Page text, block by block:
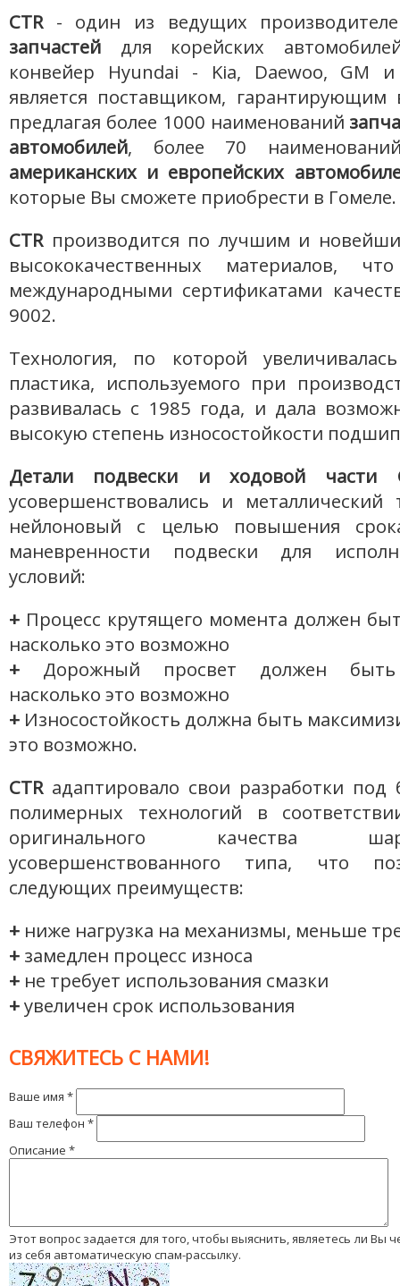
CTR- один из ведущих
запчастей для корейских
конвейер Hyundai - Kia, Daewoo, GM
является поставщиком, гарантирующим
предлагая более 1000 наименований
автомобилей, более 70
американских и европейских
которые Вы сможете приобрести в Гомеле.
CTRпроизводится по лучшим и
высококачественных материалов,
международными сертификатами
9002.
Технология, по которой
пластика, используемого при
развивалась с 1985 года, и дала
высокую степень износостойкости
Детали подвески и ходовой части
усовершенствовались и
нейлоновый с целью повышения
маневренности подвески для
условий:
+ Процесс крутящего момента должен
насколько это возможно
+ Дорожный просвет должен быть
насколько это возможно
+ Износостойкость должна быть
это возможно.
CTRадаптировало свои разработки под
полимерных технологий в
оригинального качества
усовершенствованного типа, что
следующих преимуществ:
+ ниже нагрузка на механизмы, меньше
+ замедлен процесс износа
+ не требует использования смазки
+увеличен срок использования
СВЯЖИТЕСЬ С НАМИ!
Ваше имя *
Ваш телефон *
Описание *
Этот вопрос задается для того, чтобы выяснить, являетесь ли Вы человеком или представляете
из себя автоматическую спам-рассылку.